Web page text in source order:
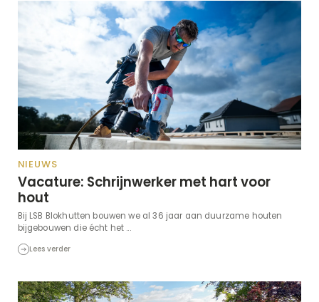
NIEUWS
Vacature: Schrijnwerker met hart voor
hout
Bij LSB Blokhutten bouwen we al 36 jaar aan duurzame houten
bijgebouwen die écht het ...
Lees verder